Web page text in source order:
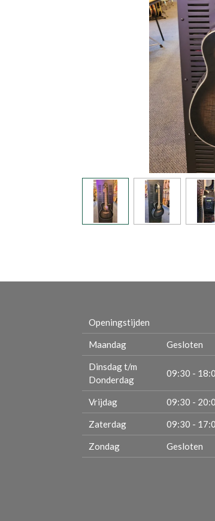
Openingstijden
Maandag Gesloten
Dinsdag t/m
Donderdag
09:30 -
Vrijdag 09:30 -
Zaterdag 09:30 -
Zondag Gesloten